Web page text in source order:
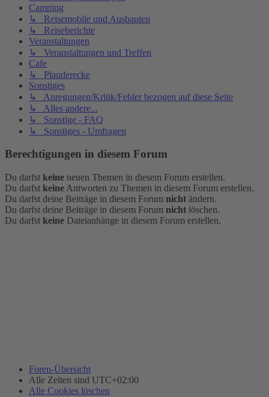
Camping
↳ Reisemobile und Ausbauten
↳ Reiseberichte
Veranstaltungen
↳ Veranstaltungen und Treffen
Cafe
↳ Plauderecke
Sonstiges
↳ Anregungen/Kritik/Fehler bezogen auf diese Seite
↳ Alles andere...
↳ Sonstige - FAQ
↳ Sonstiges - Umfragen
Berechtigungen in diesem Forum
Du darfst keine neuen Themen in diesem Forum erstellen.
Du darfst keine Antworten zu Themen in diesem Forum erstellen.
Du darfst deine Beiträge in diesem Forum nicht ändern.
Du darfst deine Beiträge in diesem Forum nicht löschen.
Du darfst keine Dateianhänge in diesem Forum erstellen.
Foren-Übersicht
Alle Zeiten sind UTC+02:00
Alle Cookies löschen